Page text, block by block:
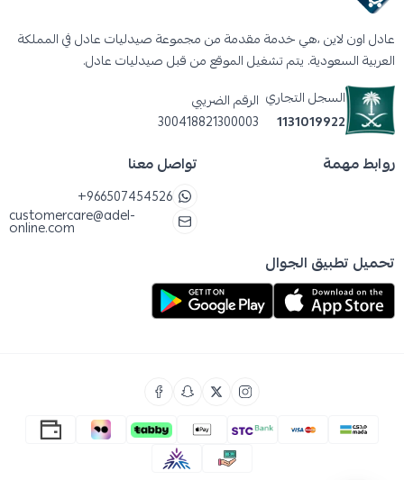
عادل اون لاين ،هي خدمة مقدمة من مجموعة صيدليات عادل في المملكة
العربية السعودية. يتم تشغيل الموقع من قبل صيدليات عادل.
السجل التجاري
1131019922
الرقم الضريبي
300418821300003
روابط مهمة تواصل معنا
+966507454526
customercare@adel-
online.com
تحميل تطبيق الجوال